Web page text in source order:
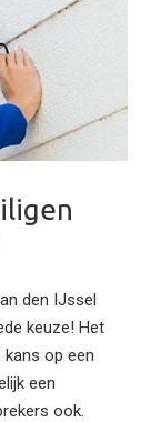
den IJssel
keuze! Het
kans op een
een
ook.